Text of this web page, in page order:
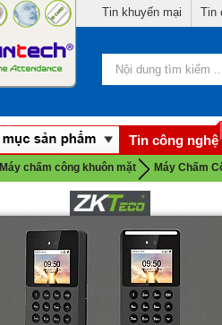
Tin khuyến mại Tin
Tin công nghệ
Máy chấm công khuôn mặt Máy Chấm